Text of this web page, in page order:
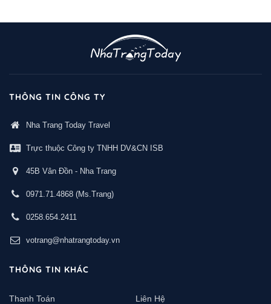
THÔNG TIN CÔNG TY
Nha Trang Today Travel
Trực thuộc Công ty TNHH DV&CN ISB
45B Vân Đồn - Nha Trang
0971.71.4868 (Ms.Trang)
0258.654.2411
votrang@nhatrangtoday.vn
THÔNG TIN KHÁC
Thanh Toán Liên Hệ